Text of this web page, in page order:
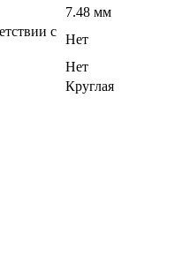
7.48 мм
с
Нет
Нет
Круглая